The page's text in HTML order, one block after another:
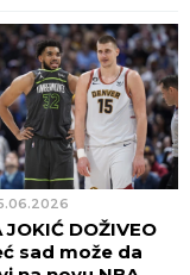
JOKIĆ DOŽIVEO
sad može da